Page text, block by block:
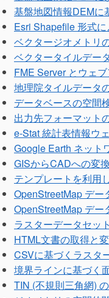
基盤地図情報DEMに
Esri Shapefile 形式
ベクタージオメトリ
ベクタータイルデー
FME Server とウェ
地理院タイルデータ
データベースの空間
出力先フォーマット
e-Stat 統計表情報ウ
Google Earth ネット
GISからCADへの変
テンプレートを利用
OpenStreetMap デ
OpenStreetMap デー
ラスターデータセッ
HTML文書の取得と
CSVに基づくラスタ
境界ラインに基づく
TIN (不規則三角網)